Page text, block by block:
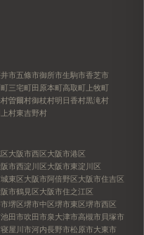
市五條市御所市生駒市香芝市
三宅町田原本町高取町 上牧町
曽爾村御杖村明日香村黒滝村
上村東吉野村
大阪市西区大阪市港区
市西淀川区大阪市東淀川区
東区大阪市阿倍野区大阪市住吉区
市鶴見区大阪市住之江区
堺区堺市中区堺市東区堺市西区
池田市吹田市泉大津市高槻市 貝塚市
寝屋川市河内長野市松原市大東市